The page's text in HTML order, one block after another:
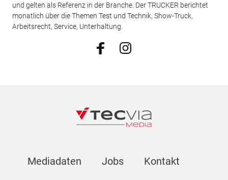
und gelten als Referenz in der Branche. Der TRUCKER berichtet
monatlich über die Themen Test und Technik, Show-Truck,
Arbeitsrecht, Service, Unterhaltung.
Mediadaten Jobs Kontakt